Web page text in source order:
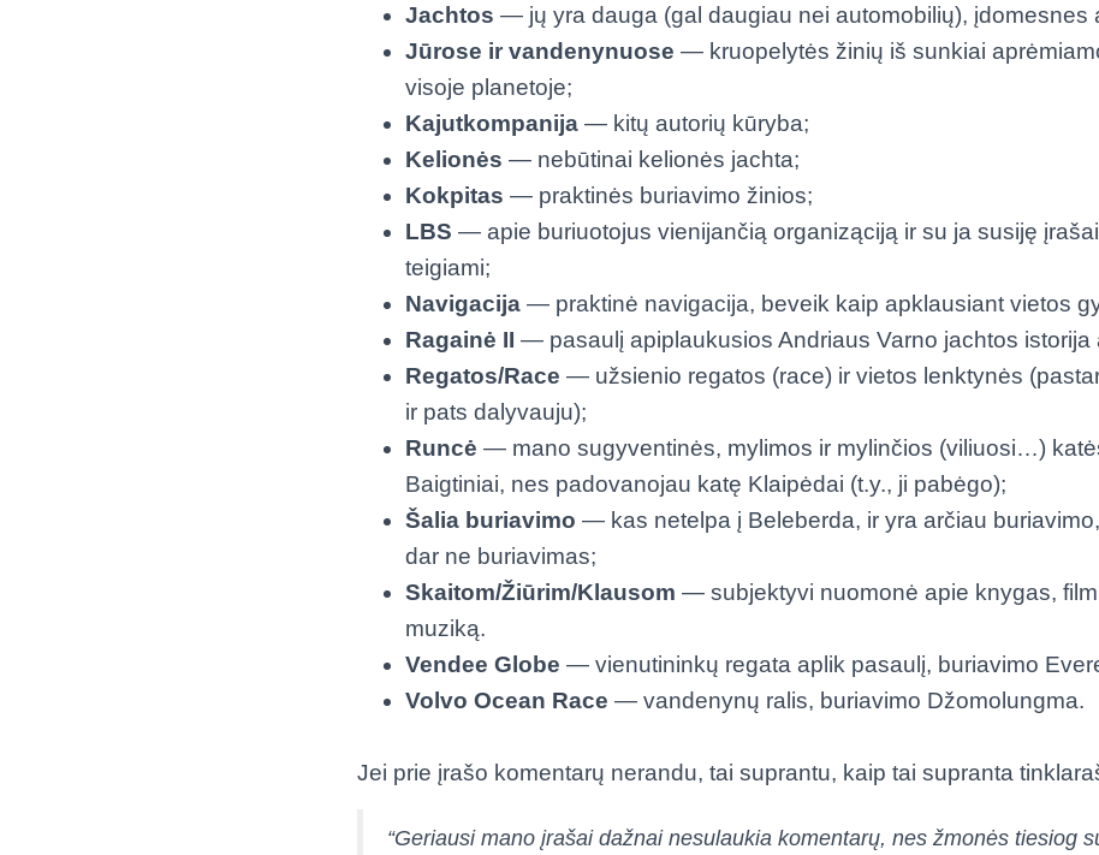
Jachtos — jų yra dauga (gal daugiau nei automobilių), įdomesnes
Jūrose ir vandenynuose — kruopelytės žinių iš sunkiai
visoje planetoje;
Kajutkompanija — kitų autorių kūryba;
Kelionės — nebūtinai kelionės jachta;
Kokpitas — praktinės buriavimo žinios;
LBS — apie buriuotojus vienijančią organiząciją ir su ja susiję
teigiami;
Navigacija — praktinė navigacija, beveik kaip apklausiant vietos
Ragainė II — pasaulį apiplaukusios Andriaus Varno jachtos istorija
Regatos/Race — užsienio regatos (race) ir vietos lenktynės
ir pats dalyvauju);
Runcė — mano sugyventinės, mylimos ir mylinčios (viliuosi…)
Baigtiniai, nes padovanojau katę Klaipėdai (t.y., ji pabėgo);
Šalia buriavimo — kas netelpa į Beleberda, ir yra arčiau
dar ne buriavimas;
Skaitom/Žiūrim/Klausom — subjektyvi nuomonė apie knygas,
muziką.
Vendee Globe — vienutininkų regata aplik pasaulį, buriavimo
Volvo Ocean Race — vandenynų ralis, buriavimo Džomolungma.
Jei prie įrašo komentarų nerandu, tai suprantu, kaip tai supranta
“Geriausi mano įrašai dažnai nesulaukia komentarų, nes žmonės tiesiog